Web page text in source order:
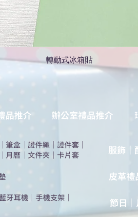
轉動式冰箱貼
品推介 辦公室禮品推介
｜ 筆盒 ｜ 證件繩 ｜ 證件套 ｜
｜ 月曆 ｜ 文件夾 ｜ 卡片套
牙耳機 ｜ 手機支架 ｜
服飾｜
皮革禮
節日